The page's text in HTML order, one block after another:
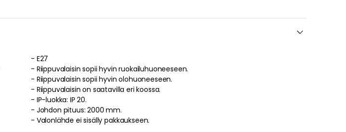
- E27
- Riippuvalaisin sopii hyvin ruokailuhuoneeseen.
- Riippuvalaisin sopii hyvin olohuoneeseen.
-
Riippuvalaisin on saatavilla eri koossa.
- IP-luokka: IP 20.
- Johdon pituus: 2000 mm.
- Valonlähde ei sisälly pakkaukseen.